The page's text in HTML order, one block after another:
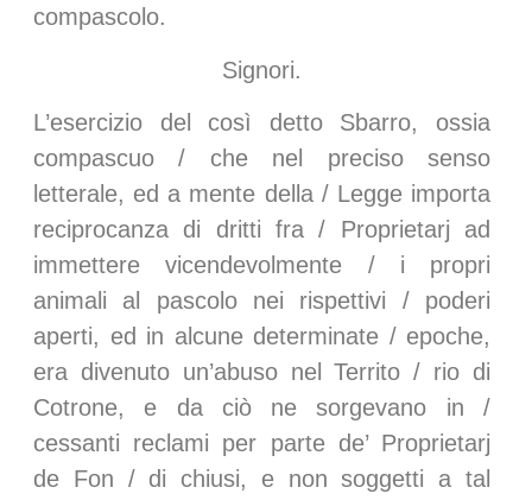
compascolo.
Signori.
L’esercizio del così detto Sbarro, ossia
compascuo / che nel preciso senso
letterale, ed a mente della / Legge importa
reciprocanza di dritti fra / Proprietarj ad
immettere vicendevolmente / i propri
animali al pascolo nei rispettivi / poderi
aperti, ed in alcune determinate / epoche,
era divenuto un’abuso nel Territo / rio di
Cotrone, e da ciò ne sorgevano in /
cessanti reclami per parte de’ Proprietarj
de Fon / di chiusi, e non soggetti a tal